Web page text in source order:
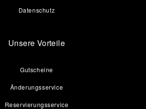
Datenschutz
Unsere Vorteile
Gutscheine
Änderungsservice
Reservierungsservice